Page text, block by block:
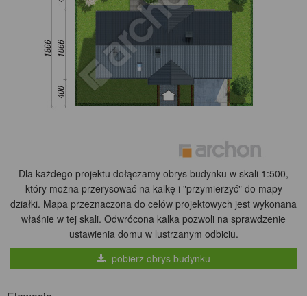
Dla każdego projektu dołączamy obrys budynku w skali 1:500,
który można przerysować na kalkę i "przymierzyć" do mapy
działki. Mapa przeznaczona do celów projektowych jest wykonana
właśnie w tej skali. Odwrócona kalka pozwoli na sprawdzenie
ustawienia domu w lustrzanym odbiciu.
pobierz obrys budynku